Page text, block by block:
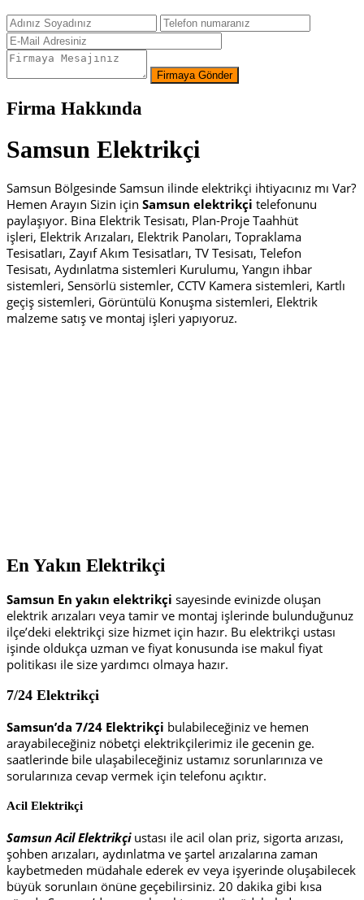
Firma Hakkında
Samsun Elektrikçi
Samsun Bölgesinde Samsun ilinde elektrikçi ihtiyacınız mı Var?
Hemen Arayın Sizin için Samsun elektrikçi telefonunu
paylaşıyor. Bina Elektrik Tesisatı, Plan-Proje Taahhüt
işleri, Elektrik Arızaları, Elektrik Panoları, Topraklama
Tesisatları, Zayıf Akım Tesisatları, TV Tesisatı, Telefon
Tesisatı, Aydınlatma sistemleri Kurulumu, Yangın ihbar
sistemleri, Sensörlü sistemler, CCTV Kamera sistemleri, Kartlı
geçiş sistemleri, Görüntülü Konuşma sistemleri, Elektrik
malzeme satış ve montaj işleri yapıyoruz.
En Yakın Elektrikçi
Samsun En yakın elektrikçi sayesinde evinizde oluşan
elektrik arızaları veya tamir ve montaj işlerinde bulunduğunuz
ilçe’deki elektrikçi size hizmet için hazır. Bu elektrikçi ustası
işinde oldukça uzman ve fiyat konusunda ise makul fiyat
politikası ile size yardımcı olmaya hazır.
7/24 Elektrikçi
Samsun’da 7/24 Elektrikçi bulabileceğiniz ve hemen
arayabileceğiniz nöbetçi elektrikçilerimiz ile gecenin ge.
saatlerinde bile ulaşabileceğiniz ustamız sorunlarınıza ve
sorularınıza cevap vermek için telefonu açıktır.
Acil Elektrikçi
Samsun Acil Elektrikçiustası ile acil olan priz, sigorta arızası,
şohben arızaları, aydınlatma ve şartel arızalarına zaman
kaybetmeden müdahale ederek ev veya işyerinde oluşabilecek
büyük sorunlaın önüne geçebilirsiniz. 20 dakika gibi kısa